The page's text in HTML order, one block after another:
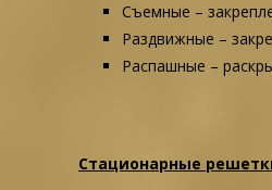
Съемные –
Раздвижные –
Распашные –
Стационарные